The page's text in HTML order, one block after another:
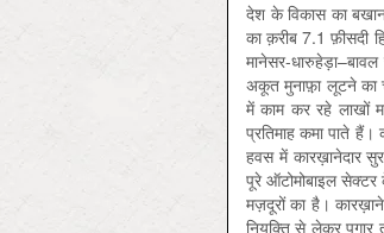
देश के विकास का
का क़रीब 7.1 फ़ीसदी
मानेसर-
अकूत मुनाफ़़ा लूटने का
में काम कर रहे लाखों
प्रतिमाह कमा पाते
हवस में कारख़ानेदार
पूरे ऑटोमोबाइल
मज़दूरों का है।
नियुक्ति से लेकर पगार